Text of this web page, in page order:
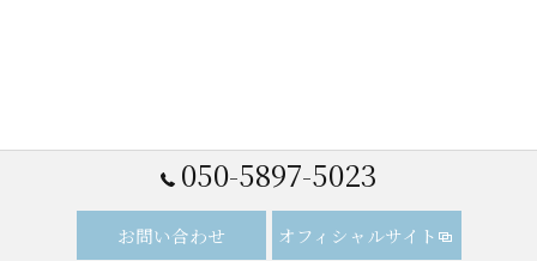
050-5897-5023
お問い合わせ オフィシャルサイト